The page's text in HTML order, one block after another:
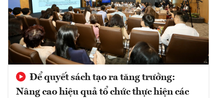
Để quyết sách tạo ra tăng trưởng:
Nâng cao hiệu quả tổ chức thực hiện các